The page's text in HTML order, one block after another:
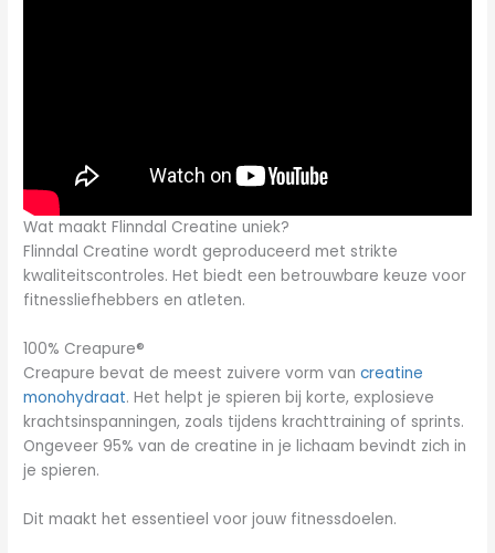
Wat maakt Flinndal Creatine uniek?
Flinndal Creatine wordt geproduceerd met strikte
kwaliteitscontroles. Het biedt een betrouwbare keuze voor
fitnessliefhebbers en atleten.
100% Creapure®
Creapure bevat de meest zuivere vorm vancreatine
monohydraat. Het helpt je spieren bij korte, explosieve
krachtsinspanningen, zoals tijdens krachttraining of sprints.
Ongeveer 95% van de creatine in je lichaam bevindt zich in
je spieren.
Dit maakt het essentieel voor jouw fitnessdoelen.